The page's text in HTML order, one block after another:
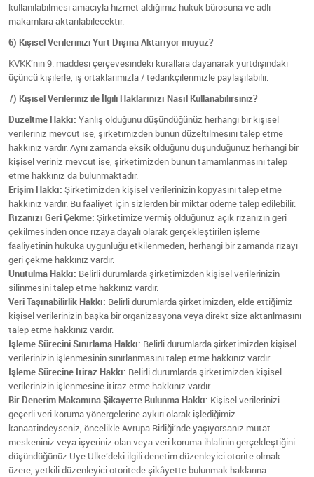
kullanılabilmesi amacıyla hizmet aldığımız hukuk bürosuna ve adli
makamlara aktarılabilecektir.
6) Kişisel Verilerinizi Yurt Dışına Aktarıyor muyuz?
KVKK’nın 9. maddesi çerçevesindeki kurallara dayanarak yurtdışındaki
üçüncü kişilerle, iş ortaklarımızla / tedarikçilerimizle paylaşılabilir.
7) Kişisel Verileriniz ile İlgili Haklarınızı Nasıl Kullanabilirsiniz?
Düzeltme Hakkı: Yanlış olduğunu düşündüğünüz herhangi bir kişisel
verileriniz mevcut ise, şirketimizden bunun düzeltilmesini talep etme
hakkınız vardır. Aynı zamanda eksik olduğunu düşündüğünüz herhangi bir
kişisel veriniz mevcut ise, şirketimizden bunun tamamlanmasını talep
etme hakkınız da bulunmaktadır.
Erişim Hakkı: Şirketimizden kişisel verilerinizin kopyasını talep etme
hakkınız vardır. Bu faaliyet için sizlerden bir miktar ödeme talep edilebilir.
Rızanızı Geri Çekme: Şirketimize vermiş olduğunuz açık rızanızın geri
çekilmesinden önce rızaya dayalı olarak gerçekleştirilen işleme
faaliyetinin hukuka uygunluğu etkilenmeden, herhangi bir zamanda rızayı
geri çekme hakkınız vardır.
Unutulma Hakkı: Belirli durumlarda şirketimizden kişisel verilerinizin
silinmesini talep etme hakkınız vardır.
Veri Taşınabilirlik Hakkı: Belirli durumlarda şirketimizden, elde ettiğimiz
kişisel verilerinizin başka bir organizasyona veya direkt size aktarılmasını
talep etme hakkınız vardır.
İşleme Sürecini Sınırlama Hakkı: Belirli durumlarda şirketimizden kişisel
verilerinizin işlenmesinin sınırlanmasını talep etme hakkınız vardır.
İşleme Sürecine İtiraz Hakkı: Belirli durumlarda şirketimizden kişisel
verilerinizin işlenmesine itiraz etme hakkınız vardır.
Bir Denetim Makamına Şikayette Bulunma Hakkı: Kişisel verilerinizi
geçerli veri koruma yönergelerine aykırı olarak işlediğimiz
kanaatindeyseniz, öncelikle Avrupa Birliği’nde yaşıyorsanız mutat
meskeniniz veya işyeriniz olan veya veri koruma ihlalinin gerçekleştiğini
düşündüğünüz Üye Ülke’deki ilgili denetim düzenleyici otorite olmak
üzere, yetkili düzenleyici otoritede şikâyette bulunmak haklarına